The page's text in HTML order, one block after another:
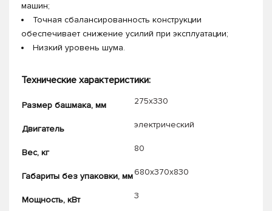
машин;
Точная сбалансированность конструкции
обеспечивает снижение усилий при эксплуатации;
Низкий уровень шума.
Технические характеристики:
Размер башмака, мм 275х330
Двигатель электрический
Вес, кг 80
Габариты без упаковки, мм680х370х830
Мощность, кВт 3